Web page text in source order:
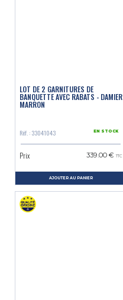
LOT DE 2 GARNITURES DE
BANQUETTE AVEC RABATS - DAMIER
MARRON
Réf. : 33041043 EN STOCK
Prix 339.00 € TTC
AJOUTER AU PANIER